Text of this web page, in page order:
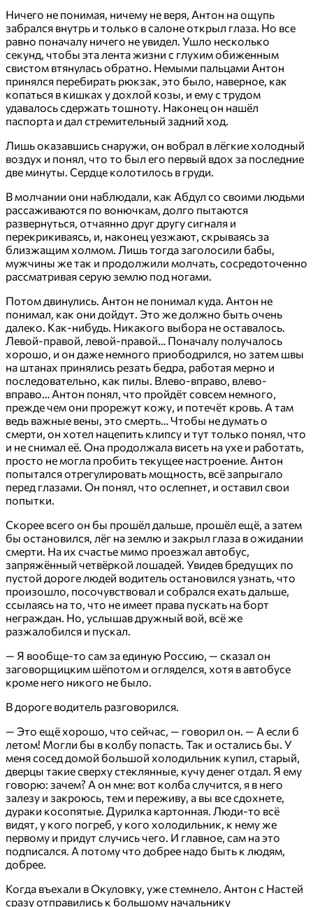
Ничего не понимая, ничему не веря, Антон на ощупь
забрался внутрь и только в салоне открыл глаза. Но все
равно поначалу ничего не увидел. Ушло несколько
секунд, чтобы эта лента жизни с глухим обиженным
свистом втянулась обратно. Немыми пальцами Антон
принялся перебирать рюкзак, это было, наверное, как
копаться в кишках у дохлой козы, и ему с трудом
удавалось сдержать тошноту. Наконец он нашёл
паспорта и дал стремительный задний ход.
Лишь оказавшись снаружи, он вобрал в лёгкие холодный
воздух и понял, что то был его первый вдох за последние
две минуты. Сердце колотилось в груди.
В молчании они наблюдали, как Абдул со своими людьми
рассаживаются по вонючкам, долго пытаются
развернуться, отчаянно друг другу сигналя и
перекрикиваясь, и, наконец уезжают, скрываясь за
близжащим холмом. Лишь тогда заголосили бабы,
мужчины же так и продолжили молчать, сосредоточенно
рассматривая серую землю под ногами.
Потом двинулись. Антон не понимал куда. Антон не
понимал, как они дойдут. Это же должно быть очень
далеко. Как-нибудь. Никакого выбора не оставалось.
Левой-правой, левой-правой… Поначалу получалось
хорошо, и он даже немного приободрился, но затем швы
на штанах принялись резать бедра, работая мерно и
последовательно, как пилы. Влево-вправо, влево-
вправо… Антон понял, что пройдёт совсем немного,
прежде чем они прорежут кожу, и потечёт кровь. А там
ведь важные вены, это смерть… Чтобы не думать о
смерти, он хотел нацепить клипсу и тут только понял, что
и не снимал её. Она продолжала висеть на ухе и работать,
просто не могла пробить текущее настроение. Антон
попытался отрегулировать мощность, всё запрыгало
перед глазами. Он понял, что ослепнет, и оставил свои
попытки.
Скорее всего он бы прошёл дальше, прошёл ещё, а затем
бы остановился, лёг на землю и закрыл глаза в ожидании
смерти. На их счастье мимо проезжал автобус,
запряжённый четвёркой лошадей. Увидев бредущих по
пустой дороге людей водитель остановился узнать, что
произошло, посочувствовал и собрался ехать дальше,
ссылаясь на то, что не имеет права пускать на борт
неграждан. Но, услышав дружный вой, всё же
разжалобился и пускал.
— Я вообще-то сам за единую Россию, — сказал он
заговорщицким шёпотом и огляделся, хотя в автобусе
кроме него никого не было.
В дороге водитель разговорился.
— Это ещё хорошо, что сейчас, — говорил он. — А если б
летом! Могли бы в колбу попасть. Так и остались бы. У
меня сосед домой большой холодильник купил, старый,
дверцы такие сверху стеклянные, кучу денег отдал. Я ему
говорю: зачем? А он мне: вот колба случится, я в него
залезу и закроюсь, тем и переживу, а вы все сдохнете,
дураки косопятые. Дурилка картонная. Люди-то всё
видят, у кого погреб, у кого холодильник, к нему же
первому и придут случись чего. И главное, сам на это
подписался. А потому что добрее надо быть к людям,
добрее.
Когда въехали в Окуловку, уже стемнело. Антон с Настей
сразу отправились к большому начальнику